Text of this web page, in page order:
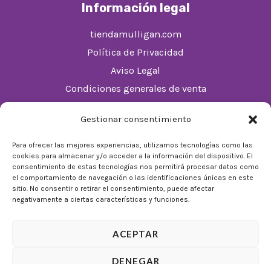
Gestionar consentimiento
Para ofrecer las mejores experiencias, utilizamos tecnologías como las
cookies para almacenar y/o acceder a la información del dispositivo. El
consentimiento de estas tecnologías nos permitirá procesar datos como
el comportamiento de navegación o las identificaciones únicas en este
sitio. No consentir o retirar el consentimiento, puede afectar
negativamente a ciertas características y funciones.
ACEPTAR
DENEGAR
Información legal
tiendamulligan.com
Política de Privacidad
Aviso Legal
Condiciones generales de venta
De Lunes a Domingos de 10:00 a 22:00
Festivos sujetos al horario del Málaga Factory